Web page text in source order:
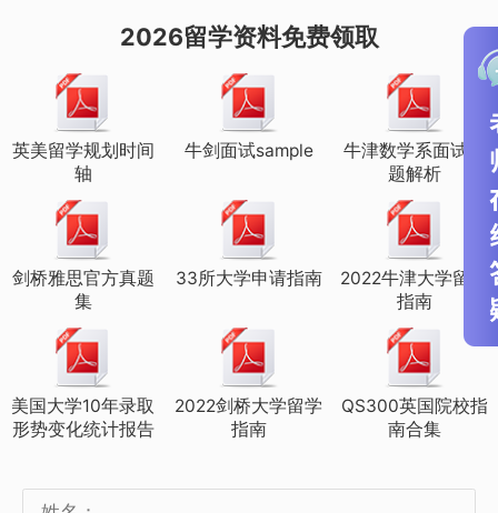
4、考前把Myer的glossary看一遍
判断自己能不能迅速联想到定义和例子，
不行就检索回相应的词条复习。然后做至
少两次的含FRQ的模考，一定要限时限时
限时，心理学的简答题题量不算小，手速
慢很容易写不完，不用担心字丑。
模考完的错题整理出来，翻回到相应的知
识点查漏补缺，错一道就把整个相关的点
可以不模考很多套，但是最好找多一些卷
2026留学资料免费领取
英美留学规划时间
轴
牛剑面试sample
牛津数学系面试真
题解析
剑桥雅思官方真题
集
33所大学申请指南
2022牛津大学留学
指南
美国大学10年录取
形势变化统计报告
2022剑桥大学留学
指南
QS300英国院校指
南合集